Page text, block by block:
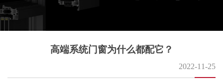
高端系统门窗为什么都配它？
2022-11-25